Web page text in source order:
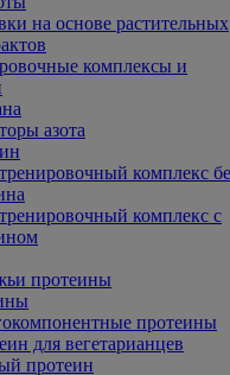
на основе растительных
комплексы и
азота
комплекс
комплекс с
протеины
протеины
для вегетарианцев
протеин